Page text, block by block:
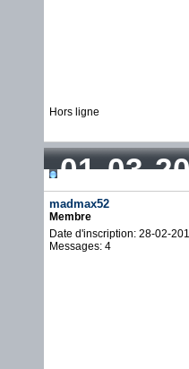
Hors ligne
01-03-
madmax52
Membre
Date d'inscription: 28-02-
Messages: 4